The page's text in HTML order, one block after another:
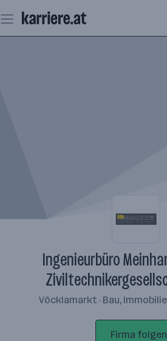
Seiteninhalt
springen
Ingenieurbüro
Vöcklamarkt · Bau,
Firma folgen